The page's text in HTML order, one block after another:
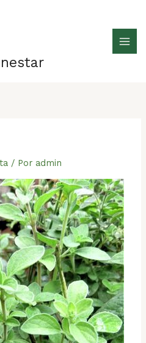
/ Por admin